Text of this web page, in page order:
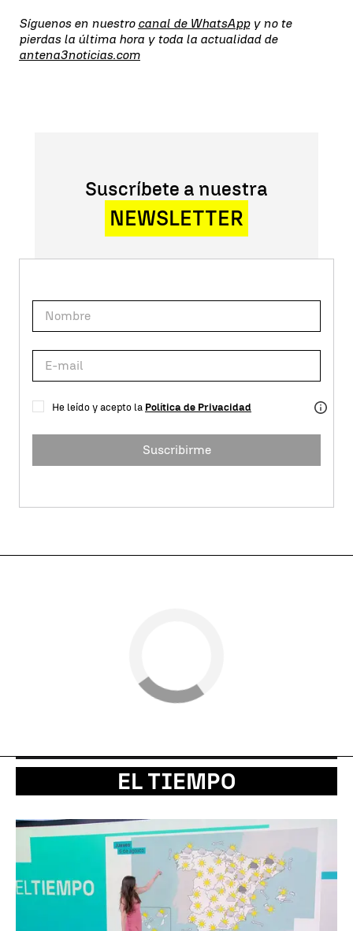
Síguenos en nuestro canal de WhatsAppy no te
pierdas la última hora y toda la actualidad de
antena3noticias.com
Suscríbete a nuestra
NEWSLETTER
He leído y acepto la Política de Privacidad
Suscribirme
EL TIEMPO